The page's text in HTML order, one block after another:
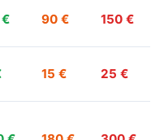
90 € 150 €
15 € 25 €